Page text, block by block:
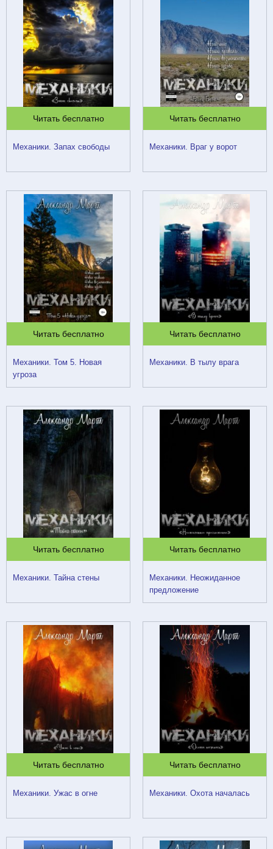
Читать бесплатно
Механики. Запах свободы
Читать бесплатно
Механики. Враг у ворот
Читать бесплатно
Механики. Том 5. Новая
угроза
Читать бесплатно
Механики. В тылу врага
Читать бесплатно
Механики. Тайна стены
Читать бесплатно
Механики. Неожиданное
предложение
Читать бесплатно
Механики. Ужас в огне
Читать бесплатно
Механики. Охота началась